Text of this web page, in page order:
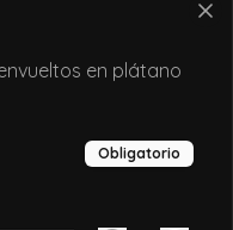
queso en sésamo.
en plátano
Obligatorio